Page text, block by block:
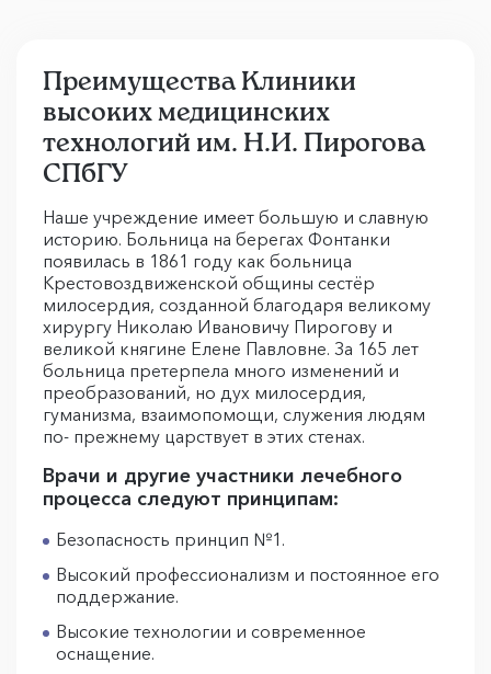
Преимущества Клиники
высоких медицинских
технологий им. Н.И. Пирогова
СПбГУ
Наше учреждение имеет большую и славную
историю. Больница на берегах Фонтанки
появилась в 1861 году как больница
Крестовоздвиженской общины сестёр
милосердия, созданной благодаря великому
хирургу Николаю Ивановичу Пирогову и
великой княгине Елене Павловне. За 165 лет
больница претерпела много изменений и
преобразований, но дух милосердия,
гуманизма, взаимопомощи, служения людям
по- прежнему царствует в этих стенах.
Врачи и другие участники лечебного
процесса следуют принципам:
Безопасность принцип №1.
Высокий профессионализм и постоянное его
поддержание.
Высокие технологии и современное
оснащение.